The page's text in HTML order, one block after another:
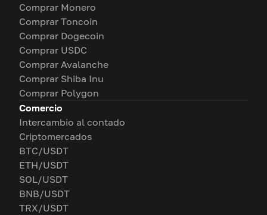
Comprar Monero
Comprar Toncoin
Comprar Dogecoin
Comprar USDC
Comprar Avalanche
Comprar Shiba Inu
Comprar Polygon
Comercio
Intercambio al contado
Criptomercados
BTC/USDT
ETH/USDT
SOL/USDT
BNB/USDT
TRX/USDT